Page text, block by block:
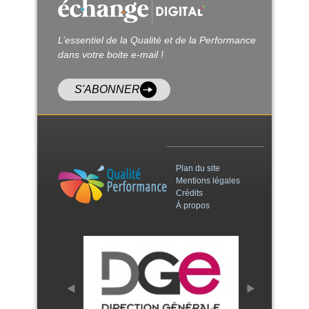
L’essentiel de la Qualité et de la Performance
dans votre boite e-mail !
S'ABONNER
Plan du site
Mentions légales
Crédits
À propos